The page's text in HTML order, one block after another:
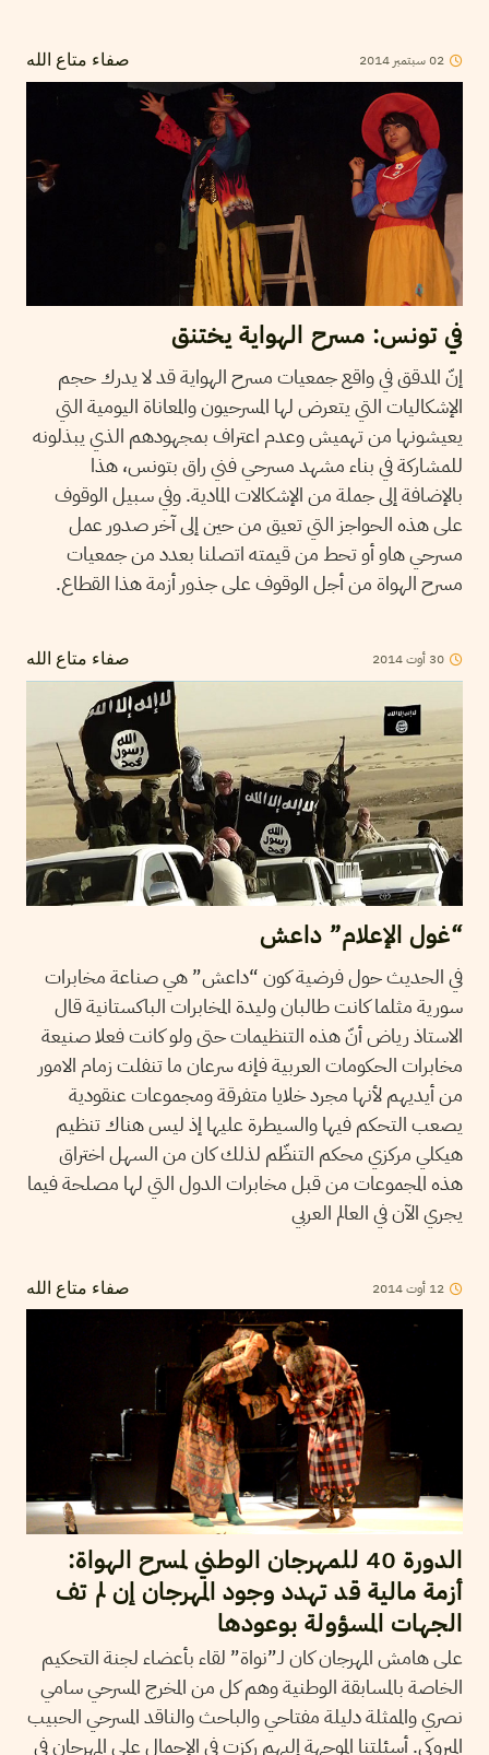
صفاء متاع الله 02سبتمبر 2014
في تونس: مسرح الهواية يختنق
إنّ المدقق في واقع جمعيات مسرح الهواية قد لا يدرك حجم
الإشكاليات التي يتعرض لها المسرحيون والمعاناة اليومية التي
يعيشونها من تهميش وعدم اعتراف بمجهودهم الذي يبذلونه
للمشاركة في بناء مشهد مسرحي فني راق بتونس، هذا
بالإضافة إلى جملة من الإشكالات المادية. وفي سبيل الوقوف
على هذه الحواجز التي تعيق من حين إلى آخر صدور عمل
مسرحي هاو أو تحط من قيمته اتصلنا بعدد من جمعيات
مسرح الهواة من أجل الوقوف على جذور أزمة هذا القطاع.
صفاء متاع الله 30 أوت2014
“غول الإعلام” داعش
في الحديث حول فرضية كون “داعش” هي صناعة مخابرات
سورية مثلما كانت طالبان وليدة المخابرات الباكستانية قال
الاستاذ رياض أنّ هذه التنظيمات حتى ولو كانت فعلا صنيعة
مخابرات الحكومات العربية فإنه سرعان ما تنفلت زمام الامور
من أيديهم لأنها مجرد خلايا متفرقة ومجموعات عنقودية
يصعب التحكم فيها والسيطرة عليها إذ ليس هناك تنظيم
هيكلي مركزي محكم التنظّم لذلك كان من السهل اختراق
هذه المجموعات من قبل مخابرات الدول التي لها مصلحة فيما
يجري الآن في العالم العربي
صفاء متاع الله 12 أوت2014
الدورة 40 للمهرجان الوطني لمسرح الهواة:
أزمة مالية قد تهدد وجود المهرجان إن لم تف
الجهات المسؤولة بوعودها
على هامش المهرجان كان لـ”نواة” لقاء بأعضاء لجنة التحكيم
الخاصة بالمسابقة الوطنية وهم كل من المخرج المسرحي سامي
نصري والممثلة دليلة مفتاحي والباحث والناقد المسرحي الحبيب
المبروكي. أسئلتنا الموجهة إليهم ركزت في الإجمال على المهرجان في